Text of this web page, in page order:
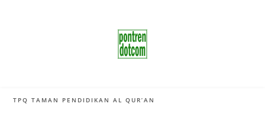
TPQ TAMAN PENDIDIKAN AL QUR’AN